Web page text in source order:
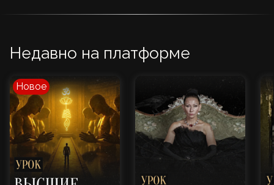
Недавно на платформе
Новое